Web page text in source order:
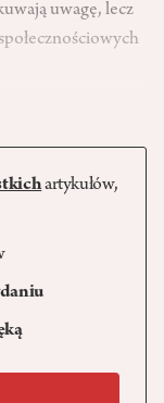
uwagę, lecz
artykułów,